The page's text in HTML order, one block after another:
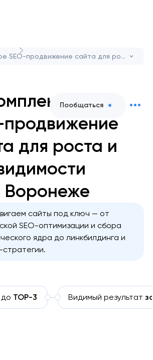
Пообщаться
Комплексное SEO-продвижение сайта для роста и видимости
продвижение
для роста и
Воронеже
сайты под ключ — от
SEO-оптимизации и сбора
ядра до линкбилдинга и
TOP-3 Видимый результат